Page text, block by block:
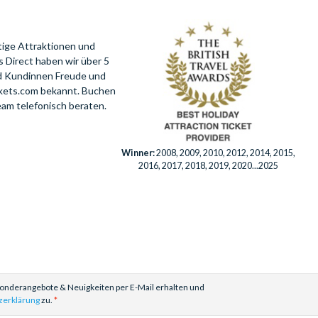
Christmas Spectacular Starring the Radio
City Rockettes®
(1)
Wild Wadi Waterpark™(1)
Yas Waterworld
(1)
Attraktionen und
Direct haben wir über 5
Freude und
bekannt. Buchen
telefonisch beraten.
Winner:2008, 2009, 2010, 2012, 2014, 2015,
2016, 2017, 2018, 2019, 2020...2025
& Neuigkeiten per E-Mail erhalten und
zu.